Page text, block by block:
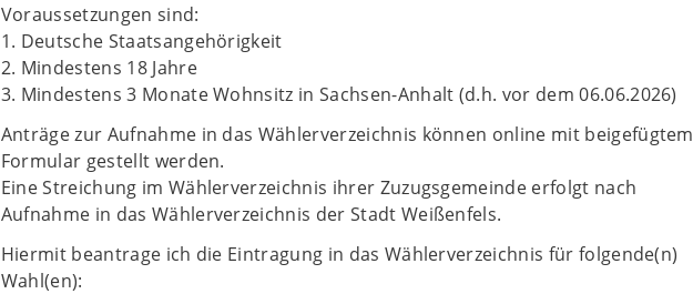
Voraussetzungen sind:
1. Deutsche Staatsangehörigkeit
2. Mindestens 18 Jahre
3. Mindestens 3 Monate Wohnsitz in Sachsen-Anhalt (d.h. vor dem 06.06.2026)
Anträge zur Aufnahme in das Wählerverzeichnis können online mit beigefügtem
Formular gestellt werden.
Eine Streichung im Wählerverzeichnis ihrer Zuzugsgemeinde erfolgt nach
Aufnahme in das Wählerverzeichnis der Stadt Weißenfels.
Hiermit beantrage ich die Eintragung in das Wählerverzeichnis für folgende(n)
Wahl(en):